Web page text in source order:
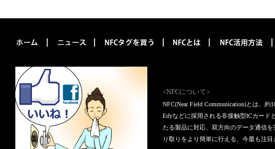
<NFCについて>
NFC(Near Field Communication)とは、
Edyなどに採用される非接触型ICカード
たる製品に対応、双方向のデータ通信
り取りをより簡単に行える、今最も注